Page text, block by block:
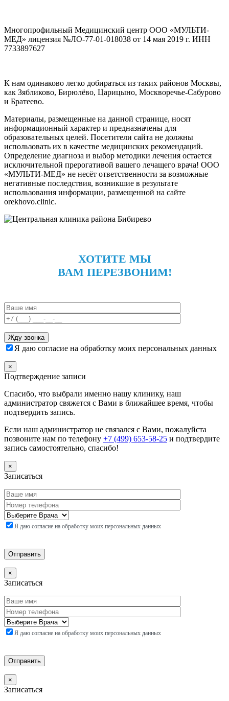
Многопрофильный Медицинский центр ООО «МУЛЬТИ-
МЕД» лицензия №ЛО-77-01-018038 от 14 мая 2019 г. ИНН
7733897627
К нам одинаково легко добираться из таких районов Москвы,
как Зябликово, Бирюлёво, Царицыно, Москворечье-Сабурово
и Братеево.
Материалы, размещенные на данной странице, носят
информационный характер и предназначены для
образовательных целей. Посетители сайта не должны
использовать их в качестве медицинских рекомендаций.
Определение диагноза и выбор методики лечения остается
исключительной прерогативой вашего лечащего врача! ООО
«МУЛЬТИ-МЕД» не несёт ответственности за возможные
негативные последствия, возникшие в результате
использования информации, размещенной на сайте
orekhovo.clinic.
ХОТИТЕ МЫ
ВАМ ПЕРЕЗВОНИМ!
Я даю согласие на обработку моих персональных данных
×
Подтверждение записи
Спасибо, что выбрали именно нашу клинику, наш
администратор свяжется с Вами в ближайшее время, чтобы
подтвердить запись.
Если наш администратор не связался с Вами, пожалуйста
позвоните нам по телефону +7 (499) 653-58-25 и подтвердите
запись самостоятельно, спасибо!
×
Записаться
Я даю согласие на обработку моих персональных данных
×
Записаться
Я даю согласие на обработку моих персональных данных
×
Записаться